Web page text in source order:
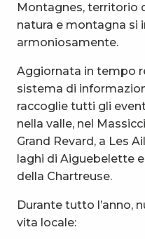
Exposition d'affiches :
Montagnes, territorio
natura e montagna si
armoniosamente.
Aggiornata in tempo
sistema di
raccoglie tutti gli
nella valle, nel
Grand Revard, a Les
laghi di Aiguebelette
della Chartreuse.
Durante tutto l’anno,
vita locale: